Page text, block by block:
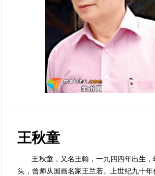
王秋童
王秋童，又名王翰，一九四四年出生
头，曾师从国画名家王兰若。上世纪九十